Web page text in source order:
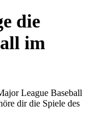
die
im
League Baseball
dir die Spiele des